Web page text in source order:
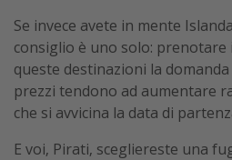
Se invece avete in mente
consiglio è uno solo: prenotare
queste destinazioni la
prezzi tendono ad aumentare
che si avvicina la data di
E voi, Pirati, scegliereste una